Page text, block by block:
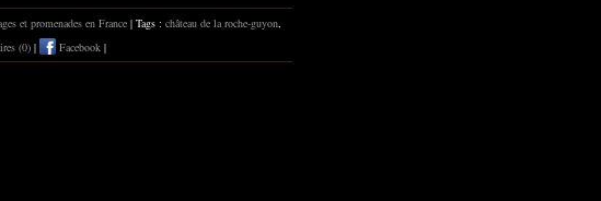
et promenades en France | Tags : château de la roche-guyon,
(0) | Facebook |